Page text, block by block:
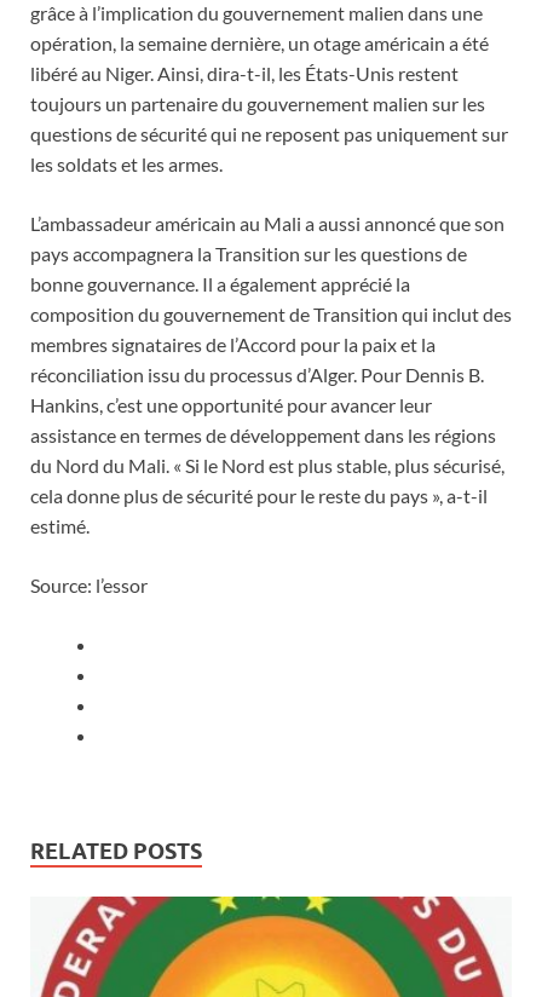
grâce à l’implication du gouvernement malien dans une
opération, la semaine dernière, un otage américain a été
libéré au Niger. Ainsi, dira-t-il, les États-Unis restent
toujours un partenaire du gouvernement malien sur les
questions de sécurité qui ne reposent pas uniquement sur
les soldats et les armes.
L’ambassadeur américain au Mali a aussi annoncé que son
pays accompagnera la Transition sur les questions de
bonne gouvernance. Il a également apprécié la
composition du gouvernement de Transition qui inclut des
membres signataires de l’Accord pour la paix et la
réconciliation issu du processus d’Alger. Pour Dennis B.
Hankins, c’est une opportunité pour avancer leur
assistance en termes de développement dans les régions
du Nord du Mali. « Si le Nord est plus stable, plus sécurisé,
cela donne plus de sécurité pour le reste du pays », a-t-il
estimé.
Source: l’essor
RELATED POSTS